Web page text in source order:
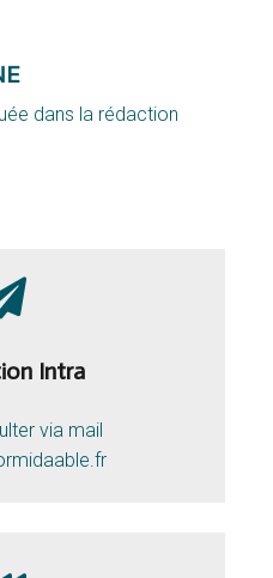
dans la rédaction
Intra
via mail